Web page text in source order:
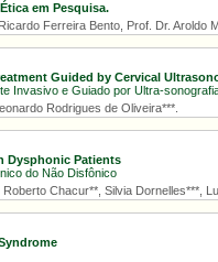
em Pesquisa.
Ferreira Bento, Prof. Dr. Aroldo
Guided by Cervical
Invasivo e Guiado por Ultra-
Rodrigues de Oliveira***.
Dysphonic Patients
do Não Disfônico
Chacur**, Silvia Dornelles***,